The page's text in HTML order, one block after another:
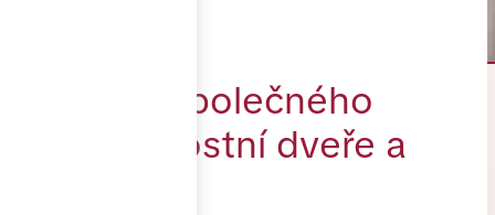
Co mají společného
bezpečnostní dveře a